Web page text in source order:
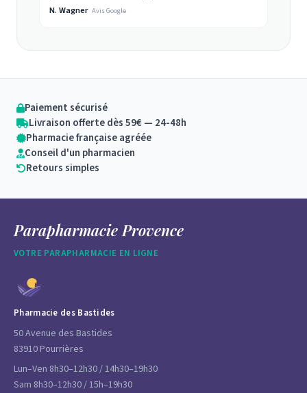
N. Wagner Avis Google
Paiement sécurisé
Livraison offerte dès 59€ — 24-48h
Pharmacie française agréée
Conseil d'un pharmacien
Retours simples
Parapharmacie Provence
VOTRE PARAPHARMACIE EN LIGNE
Pharmacie des Bastides
50 Avenue des Bastides
83910 Pourrières
Lun–Ven 8h30–12h30 / 14h30–19h30
Sam 8h30–12h30 / 15h–19h30